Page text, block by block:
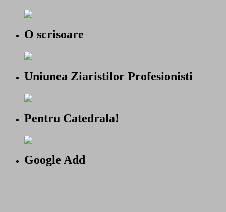
O scrisoare
Uniunea Ziaristilor Profesionisti
Pentru Catedrala!
Google Add